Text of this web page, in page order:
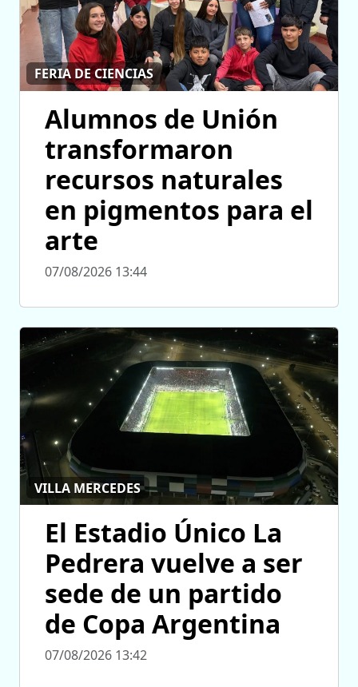
FERIA DE CIENCIAS
Alumnos de Unión
transformaron
recursos naturales
en pigmentos para el
arte
07/08/2026 13:44
VILLA MERCEDES
El Estadio Único La
Pedrera vuelve a ser
sede de un partido
de Copa Argentina
07/08/2026 13:42